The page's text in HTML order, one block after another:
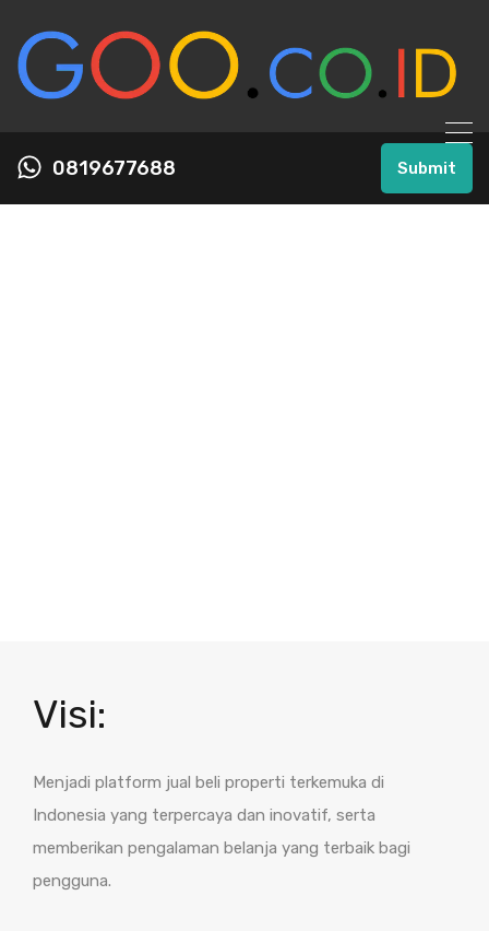
0819677688 Submit
Visi:
Menjadi platform jual beli properti terkemuka di
Indonesia yang terpercaya dan inovatif, serta
memberikan pengalaman belanja yang terbaik bagi
pengguna.